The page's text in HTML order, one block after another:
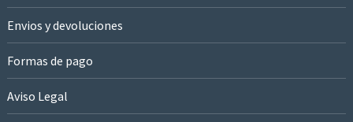
Envios y devoluciones
Formas de pago
Aviso Legal